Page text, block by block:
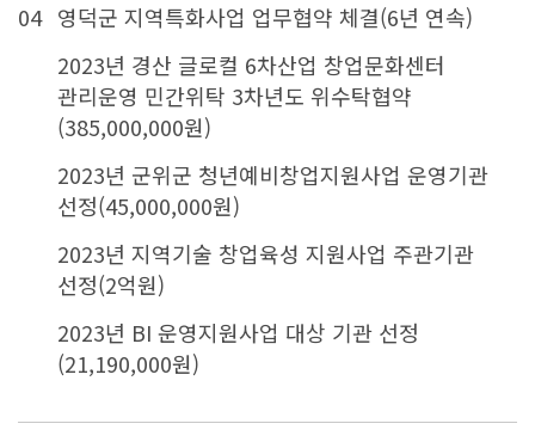
04 영덕군 지역특화사업 업무협약 체결(6년 연속)
2023년 경산 글로컬 6차산업 창업문화센터
관리운영 민간위탁 3차년도 위수탁협약
(385,000,000원)
2023년 군위군 청년예비창업지원사업 운영기관
선정(45,000,000원)
2023년 지역기술 창업육성 지원사업 주관기관
선정(2억원)
2023년 BI 운영지원사업 대상 기관 선정
(21,190,000원)